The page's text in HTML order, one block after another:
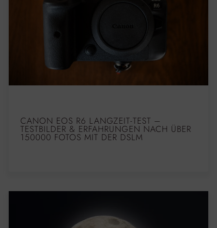
CANON EOS R6 LANGZEIT-TEST –
TESTBILDER & ERFAHRUNGEN NACH ÜBER
150000 FOTOS MIT DER DSLM